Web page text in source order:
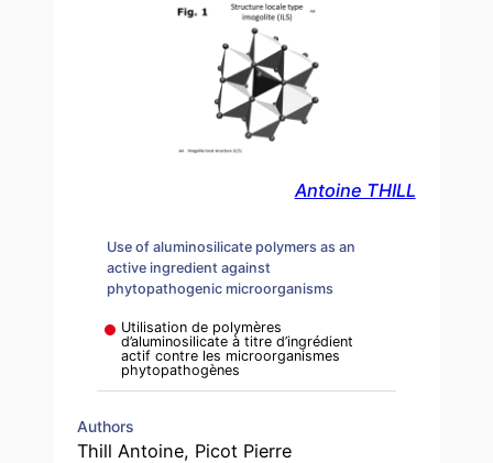
Use of aluminosilicate polymers as an
active ingredient against
phytopathogenic microorganisms
Utilisation de polymères
d’aluminosilicate à titre d’ingrédient
actif contre les microorganismes
phytopathogènes
Authors
Thill Antoine, Picot Pierre
Antoine THILL